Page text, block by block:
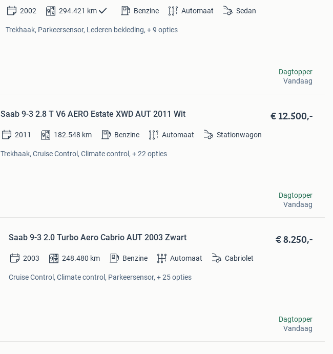
2002 294.421 km Benzine Automaat Sedan
Trekhaak, Parkeersensor, Lederen bekleding, + 9 opties
Dagtopper
Vandaag
Saab 9-3 2.8 T V6 AERO Estate XWD AUT 2011 Wit € 12.500,-
2011 182.548 km Benzine Automaat Stationwagon
Trekhaak, Cruise Control, Climate control, + 22 opties
Dagtopper
Vandaag
Saab 9-3 2.0 Turbo Aero Cabrio AUT 2003 Zwart € 8.250,-
2003 248.480 km Benzine Automaat Cabriolet
Cruise Control, Climate control, Parkeersensor, + 25 opties
Dagtopper
Vandaag